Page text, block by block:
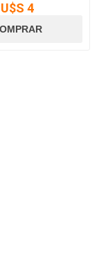
U$S 4